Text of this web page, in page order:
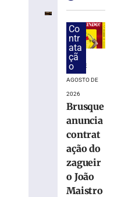
PPP
Brusque
Digital
urbana
Co
ntr
ata
çã
o
7 DE
AGOSTO DE
2026
Brusque
anuncia
contrat
ação do
zagueir
o João
Maistro